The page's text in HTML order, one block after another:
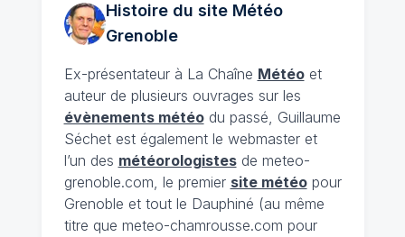
Histoire du site Météo
Grenoble
Ex-présentateur à La Chaîne Météoet
auteur de plusieurs ouvrages sur les
évènements météodu passé, Guillaume
Séchet est également le webmaster et
l’un des météorologistesde meteo-
grenoble.com, le premier site météopour
Grenoble et tout le Dauphiné (au même
titre que meteo-chamrousse.com pour